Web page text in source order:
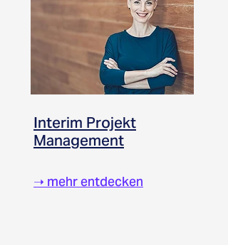
Interim Projekt
Management
➝ mehr entdecken